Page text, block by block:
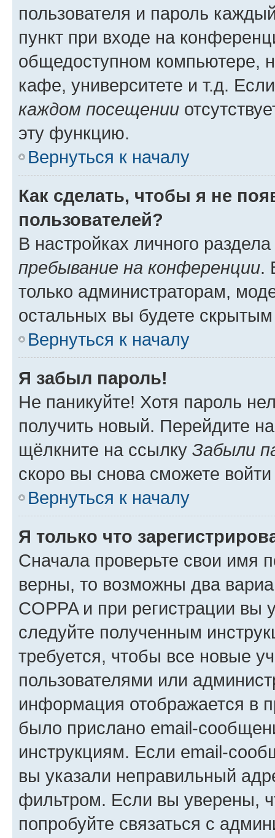
пользователя и пароль
пункт при входе на
общедоступном компьютере,
кафе, университете и т.д.
каждом посещении
эту функцию.
Вернуться к началу
Как сделать, чтобы я не
пользователей?
В настройках личного
пребывание на конференции.
только администраторам,
остальных вы будете
Вернуться к началу
Я забыл пароль!
Не паникуйте! Хотя пароль
получить новый. Перейдите
щёлкните на ссылку Забыли
скоро вы снова сможете
Вернуться к началу
Я только что
Сначала проверьте свои имя
верны, то возможны два
COPPA и при регистрации вы
следуйте полученным
требуется, чтобы все новые
пользователями или
информация отображается в
было прислано email-
инструкциям. Если email-
вы указали неправильный
фильтром. Если вы уверены,
попробуйте связаться с